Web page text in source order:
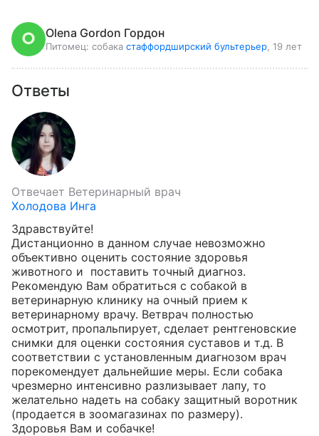
Olena Gordon Гордон
Питомец: собака стаффордширский бультерьер , 19 лет
Ответы
Отвечает Ветеринарный врач
Холодова Инга
Здравствуйте!
Дистанционно в данном случае невозможно
объективно оценить состояние здоровья
животного и  поставить точный диагноз.
Рекомендую Вам обратиться с собакой в
ветеринарную клинику на очный прием к
ветеринарному врачу. Ветврач полностью
осмотрит, пропальпирует, сделает рентгеновские
снимки для оценки состояния суставов и т.д. В
соответствии с установленным диагнозом врач
порекомендует дальнейшие меры. Если собака
чрезмерно интенсивно разлизывает лапу, то
желательно надеть на собаку защитный воротник
(продается в зоомагазинах по размеру).
Здоровья Вам и собачке!